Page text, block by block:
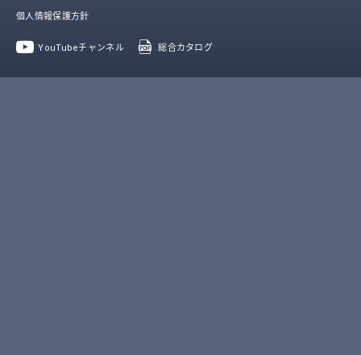
個人情報保護方針
YouTubeチャンネル 総合カタログ